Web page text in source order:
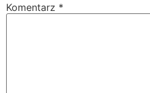
Komentarz *